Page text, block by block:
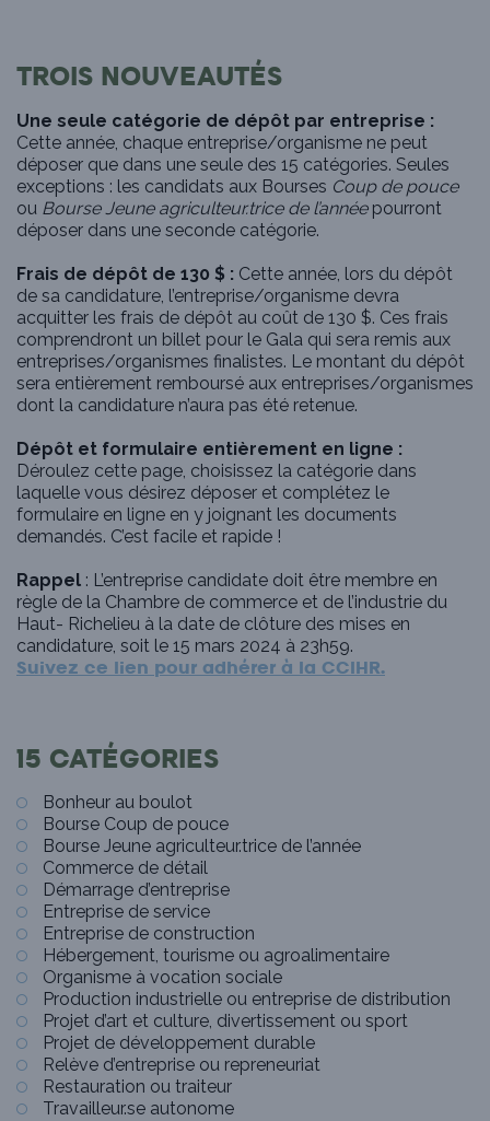
TROIS NOUVEAUTÉS
Une seule catégorie de dépôt par entreprise :
Cette année, chaque entreprise/organisme ne peut
déposer que dans une seule des 15 catégories. Seules
exceptions : les candidats aux Bourses Coup de pouce
ou Bourse Jeune agriculteur.trice de l’année pourront
déposer dans une seconde catégorie.
Frais de dépôt de 130 $ : Cette année, lors du dépôt
de sa candidature, l’entreprise/organisme devra
acquitter les frais de dépôt au coût de 130 $. Ces frais
comprendront un billet pour le Gala qui sera remis aux
entreprises/organismes finalistes. Le montant du dépôt
sera entièrement remboursé aux entreprises/organismes
dont la candidature n’aura pas été retenue.
Dépôt et formulaire entièrement en ligne :
Déroulez cette page, choisissez la catégorie dans
laquelle vous désirez déposer et complétez le
formulaire en ligne en y joignant les documents
demandés. C’est facile et rapide !
Rappel : L’entreprise candidate doit être membre en
règle de la Chambre de commerce et de l’industrie du
Haut- Richelieu à la date de clôture des mises en
candidature, soit le 15 mars 2024 à 23h59.
Suivez ce lien pour adhérer à la CCIHR.
15 CATÉGORIES
Bonheur au boulot
Bourse Coup de pouce
Bourse Jeune agriculteur.trice de l’année
Commerce de détail
Démarrage d’entreprise
Entreprise de service
Entreprise de construction
Hébergement, tourisme ou agroalimentaire
Organisme à vocation sociale
Production industrielle ou entreprise de distribution
Projet d’art et culture, divertissement ou sport
Projet de développement durable
Relève d’entreprise ou repreneuriat
Restauration ou traiteur
Travailleur.se autonome